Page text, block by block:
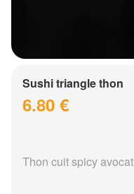
Sushi triangle thon
6.80 €
Thon cuit spicy avocat